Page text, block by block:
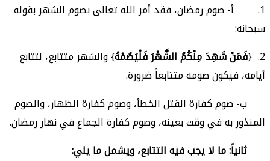
1. أ- صوم رمضان، فقد أمر الله تعالى بصوم الشهر بقوله
سبحانه:
2. {
فَمَنْ شَهِدَ مِنْكُمُ الشَّهْرَ فَلْيَصُمْهُ} والشهر متتابع، لتتابع
أيامه، فيكون صومه متتابعاً ضرورة.
ب- صوم كفارة القتل الخطأ، وصوم كفارة الظهار، والصوم
المنذور به في وقت بعينه، وصوم كفارة الجماع في نهار رمضان.
ثانياً: ما لا يجب فيه التتابع، ويشمل ما يلي: